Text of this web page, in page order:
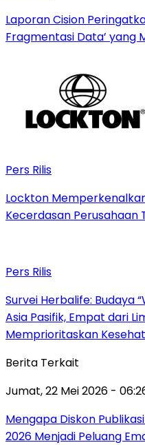
Laporan Cision
Fragmentasi Data’ yang
Pers Rilis
Lockton
Kecerdasan Perusahaan
Pers Rilis
Survei Herbalife: Budaya
Asia Pasifik, Empat dari
Memprioritaskan
Berita Terkait
Jumat, 22 Mei 2026 -
Mengapa Diskon
2026 Menjadi Peluang